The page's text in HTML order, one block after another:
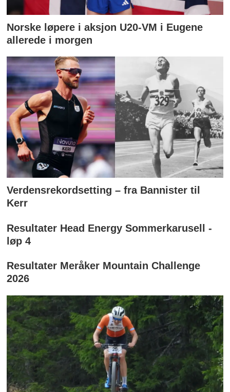
Norske løpere i aksjon U20-VM i Eugene
allerede i morgen
Verdensrekordsetting – fra Bannister til
Kerr
Resultater Head Energy Sommerkarusell -
løp 4
Resultater Meråker Mountain Challenge
2026